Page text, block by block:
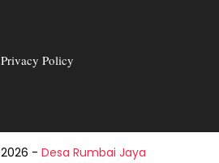
Privacy Policy
2026 - Desa Rumbai Jaya